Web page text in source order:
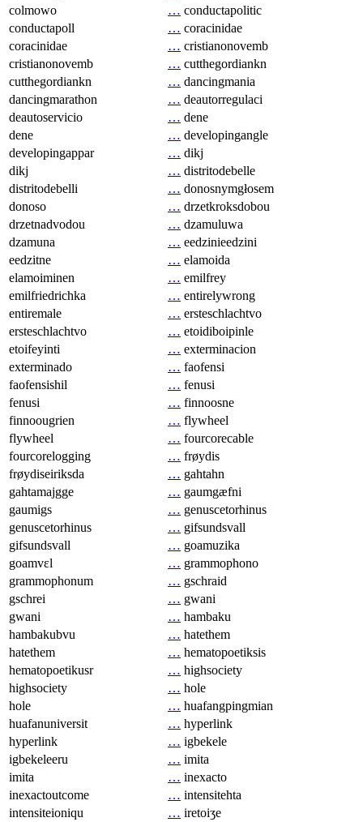
colmowo
… conductapolitic
conductapoll
… coracinidae
coracinidae
… cristianonovemb
cristianonovemb
… cutthegordiankn
cutthegordiankn
… dancingmania
dancingmarathon
… deautorregulaci
deautoservicio
… dene
dene
… developingangle
developingappar
… dikj
dikj
… distritodebelle
distritodebelli
… donosnymgłosem
donoso
… drzetkroksdobou
drzetnadvodou
… dzamuluwa
dzamuna
… eedzinieedzini
eedzitne
… elamoida
elamoiminen
… emilfrey
emilfriedrichka
… entirelywrong
entiremale
… ersteschlachtvo
ersteschlachtvo
… etoidiboipinle
etoifeyinti
… exterminacion
exterminado
… faofensi
faofensishil
… fenusi
fenusi
… finnoosne
finnoougrien
… flywheel
flywheel
… fourcorecable
fourcorelogging
… frøydis
frøydiseiriksda
… gahtahn
gahtamajgge
… gaumgæfni
gaumigs
… genuscetorhinus
genuscetorhinus
… gifsundsvall
gifsundsvall
… goamuzika
goamvɛl
… grammophono
grammophonum
… gschraid
gschrei
… gwani
gwani
… hambaku
hambakubvu
… hatethem
hatethem
… hematopoetiksis
hematopoetikusr
… highsociety
highsociety
… hole
hole
… huafangpingmian
huafanuniversit
… hyperlink
hyperlink
… igbekele
igbekeleeru
… imita
imita
… inexacto
inexactoutcome
… intensitehta
intensiteioniqu
… iretoiʒe